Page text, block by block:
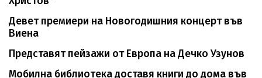
Девет премиери на Новогодишния концерт във
Виена
Представят пейзажи от Европа на Дечко Узунов
Мобилна библиотека доставя книги до дома във